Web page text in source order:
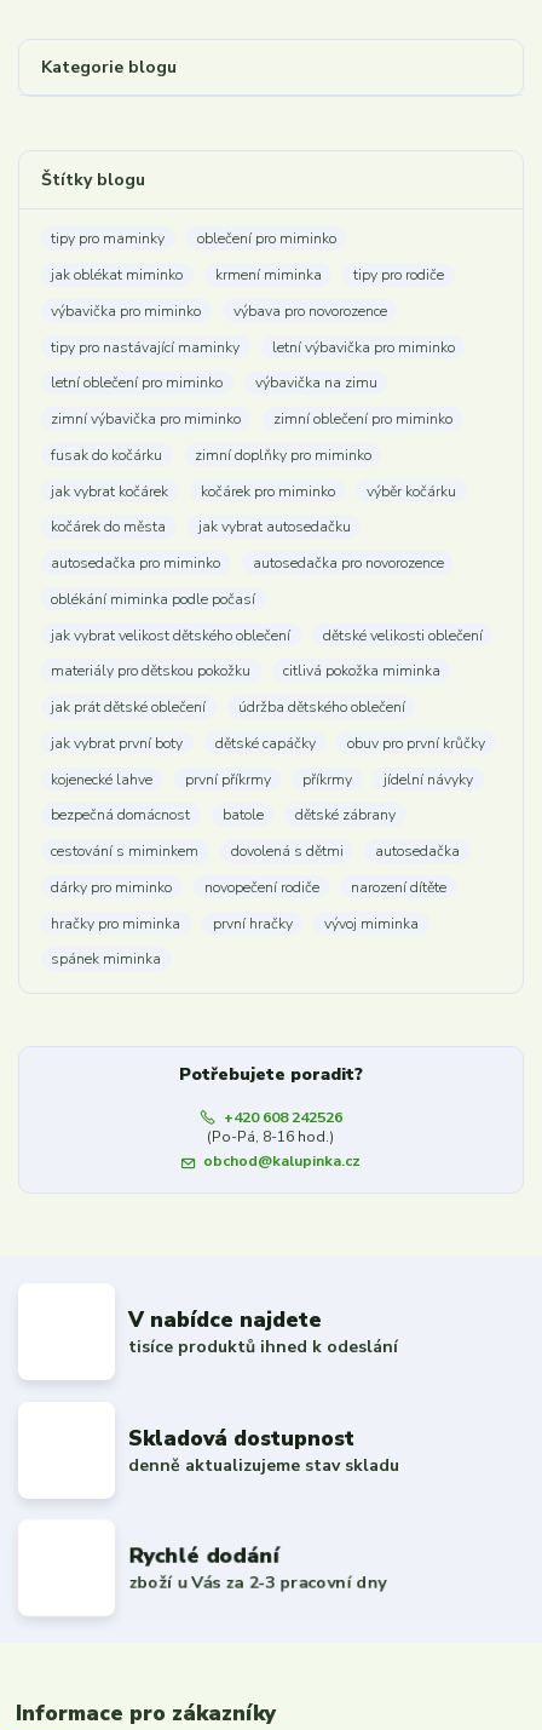
Kategorie blogu
Štítky blogu
tipy pro maminky
oblečení pro miminko
jak oblékat miminko
krmení miminka
tipy pro rodiče
výbavička pro miminko
výbava pro novorozence
tipy pro nastávající maminky
letní výbavička pro miminko
letní oblečení pro miminko
výbavička na zimu
zimní výbavička pro miminko
zimní oblečení pro miminko
fusak do kočárku
zimní doplňky pro miminko
jak vybrat kočárek
kočárek pro miminko
výběr kočárku
kočárek do města
jak vybrat autosedačku
autosedačka pro miminko
autosedačka pro novorozence
oblékání miminka podle počasí
jak vybrat velikost dětského oblečení
dětské velikosti oblečení
materiály pro dětskou pokožku
citlivá pokožka miminka
jak prát dětské oblečení
údržba dětského oblečení
jak vybrat první boty
dětské capáčky
obuv pro první krůčky
kojenecké lahve
první příkrmy příkrmy
jídelní návyky
bezpečná domácnost
batole
dětské zábrany
cestování s miminkem
dovolená s dětmi
autosedačka
dárky pro miminko
novopečení rodiče
narození dítěte
hračky pro miminka
první hračky
vývoj miminka
spánek miminka
Potřebujete poradit?
+420 608 242526
(Po-Pá, 8-16 hod.)
obchod@kalupinka.cz
V nabídce najdete
tisíce produktů ihned k odeslání
Skladová dostupnost
denně aktualizujeme stav skladu
Rychlé dodání
zboží u Vás za 2-3 pracovní dny
Informace pro zákazníky